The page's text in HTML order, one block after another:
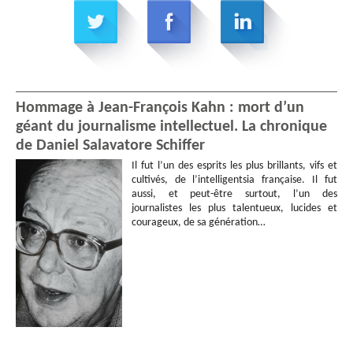
Hommage à Jean-François Kahn : mort d’un
géant du journalisme intellectuel. La chronique
de Daniel Salavatore Schiffer
Il fut l’un des esprits les plus brillants, vifs et
cultivés, de l’intelligentsia française. Il fut
aussi, et peut-être surtout, l’un des
journalistes les plus talentueux, lucides et
courageux, de sa génération…